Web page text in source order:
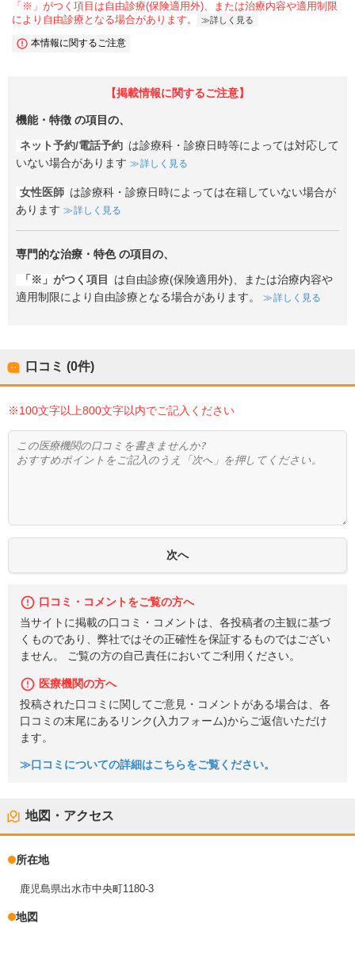
「※」がつく項目は自由診療(保険適用外)、または治療内容や適用制限
により自由診療となる場合があります。
詳しく見る
本情報に関するご注意
【掲載情報に関するご注意】
機能・特徴 の項目の、
ネット予約/電話予約 は診療科・診療日時等によっては対応して
いない場合があります
詳しく見る
女性医師 は診療科・診療日時によっては在籍していない場合が
あります
詳しく見る
専門的な治療・特色の項目の、
「※」がつく項目
は自由診療(保険適用外)、または治療内容や
適用制限により自由診療となる場合があります。
詳しく見る
口コミ (0件)
※100文字以上800文字以内でご記入ください
口コミ・コメントをご覧の方へ
当サイトに掲載の口コミ・コメントは、各投稿者の主観に基づ
くものであり、弊社ではその正確性を保証するものではござい
ません。 ご覧の方の自己責任においてご利用ください。
医療機関の方へ
投稿された口コミに関してご意見・コメントがある場合は、各
口コミの末尾にあるリンク(入力フォーム)からご返信いただけ
ます。
≫口コミについての詳細はこちらをご覧ください。
地図・アクセス
所在地
鹿児島県出水市中央町1180-3
地図